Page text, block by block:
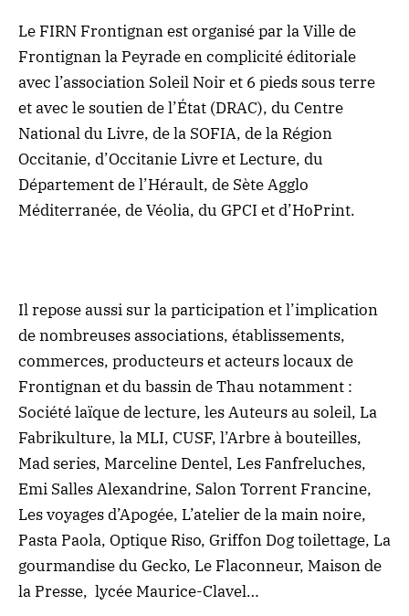
Le FIRN Frontignan est organisé par la Ville de
Frontignan la Peyrade en complicité éditoriale
avec l’association Soleil Noir et 6 pieds sous terre
et avec le soutien de l’État (DRAC), du Centre
National du Livre, de la SOFIA, de la Région
Occitanie, d’Occitanie Livre et Lecture, du
Département de l’Hérault, de Sète Agglo
Méditerranée, de Véolia, du GPCI et d’HoPrint.
Il repose aussi sur la participation et l’implication
de nombreuses associations, établissements,
commerces, producteurs et acteurs locaux de
Frontignan et du bassin de Thau notamment :
Société laïque de lecture, les Auteurs au soleil, La
Fabrikulture, la MLI, CUSF, l’Arbre à bouteilles,
Mad series, Marceline Dentel, Les Fanfreluches,
Emi Salles Alexandrine, Salon Torrent Francine,
Les voyages d’Apogée, L’atelier de la main noire,
Pasta Paola, Optique Riso, Griffon Dog toilettage, La
gourmandise du Gecko, Le Flaconneur, Maison de
la Presse, lycée Maurice-Clavel…